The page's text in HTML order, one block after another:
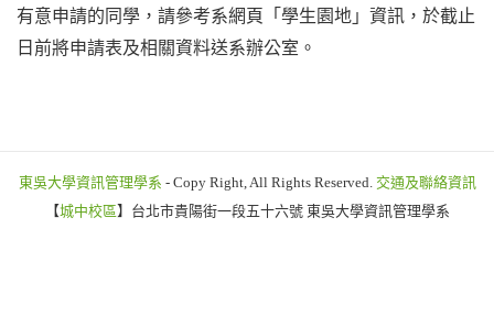
有意申請的同學，請參考系網頁「學生園地」資訊，於截止
日前將申請表及相關資料送系辦公室。
東吳大學資訊管理學系 - Copy Right, All Rights Reserved. 交通及聯絡資訊
【城中校區】台北市貴陽街一段五十六號 東吳大學資訊管理學系